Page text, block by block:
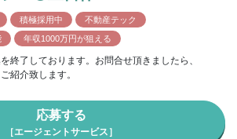
積極採用中
不動産テック
年収1000万円が狙える
終了しております。お問合せ頂きましたら、
紹介致します。
応募する
［エージェントサービス］